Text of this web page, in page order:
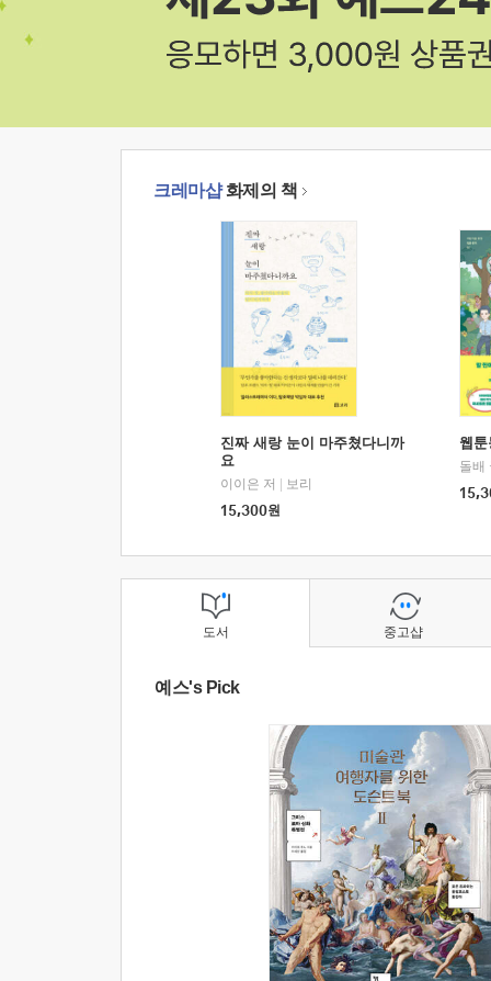
크레마샵화제의 책
진짜 새랑 눈이 마주쳤다니까
요
이이은 저
보리
15,300원
웹
돌배
도서
예스's Pick
중고샵